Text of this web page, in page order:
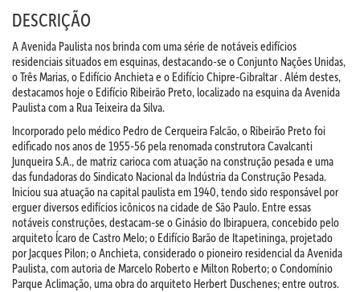
DESCRIÇÃO
A Avenida Paulista nos brinda com uma série de notáveis edifícios
residenciais situados em esquinas, destacando-se o Conjunto Nações Unidas,
o Três Marias, o Edifício Anchieta e o Edifício Chipre-Gibraltar . Além destes,
destacamos hoje o Edifício Ribeirão Preto, localizado na esquina da Avenida
Paulista com a Rua Teixeira da Silva.
Incorporado pelo médico Pedro de Cerqueira Falcão, o Ribeirão Preto foi
edificado nos anos de 1955-56 pela renomada construtora Cavalcanti
Junqueira S.A., de matriz carioca com atuação na construção pesada e uma
das fundadoras do Sindicato Nacional da Indústria da Construção Pesada.
Iniciou sua atuação na capital paulista em 1940, tendo sidoresponsável por
erguer diversos edifícios icônicos na cidade de São Paulo. Entre essas
notáveis construções, destacam-se o Ginásio do Ibirapuera, concebido pelo
arquiteto Ícaro de Castro Melo; o Edifício Barão de Itapetininga, projetado
por Jacques Pilon; o Anchieta, considerado o pioneiro residencial da Avenida
Paulista, com autoria de Marcelo Roberto e Milton Roberto; o Condomínio
Parque Aclimação, uma obra do arquiteto Herbert Duschenes; entre outros.